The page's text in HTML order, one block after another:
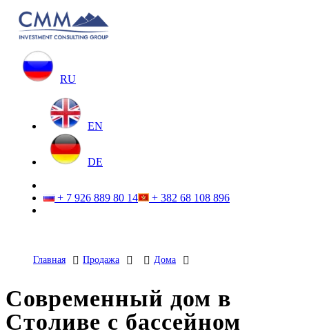
RU
EN
DE
+ 7 926 889 80 14 + 382 68 108 896
Главная Продажа Дома
Современный дом в
Столиве с бассейном